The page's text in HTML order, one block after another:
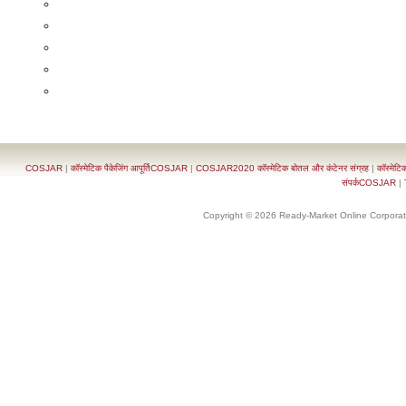
COSJAR |कॉस्मेटिक पैकेजिंग आपूर्तिCOSJAR | COSJAR2020 कॉस्मेटिक बोतल और कंटेनर संग्रह |
संपर्कCOSJAR |
Copyright © 2026 Ready-Market Online